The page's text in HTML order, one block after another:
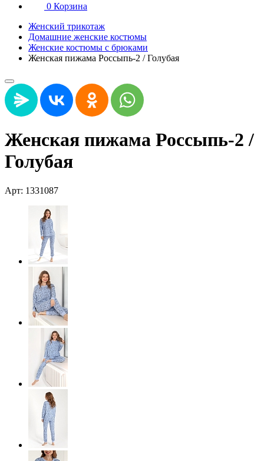
0 Корзина
Женский трикотаж
Домашние женские костюмы
Женские костюмы с брюками
Женская пижама Россыпь-2 / Голубая
Женская пижама Россыпь-2 /
Голубая
Арт: 1331087